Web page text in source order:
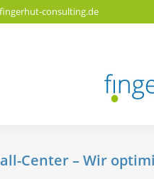
consulting.de
Center – Wir